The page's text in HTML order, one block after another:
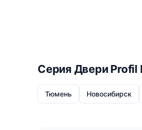
Серия Двери Profil
Тюмень Новосибирск